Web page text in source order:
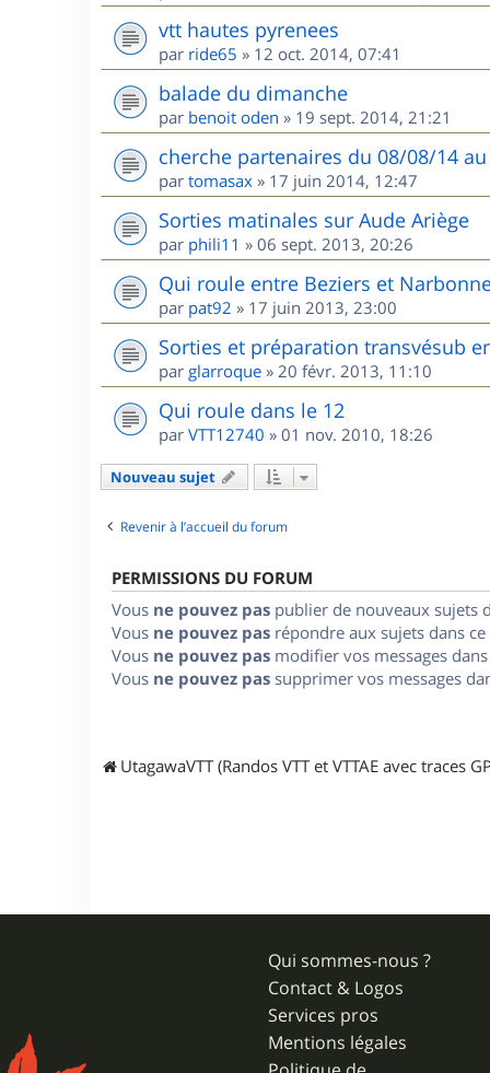
vtt hautes pyrenees
par ride65 » 12 oct. 2014, 07:41
balade du dimanche
par benoit oden » 19 sept. 2014, 21:21
cherche partenaires du 08/08/14
par tomasax » 17 juin 2014, 12:47
Sorties matinales sur Aude Ariège
par phili11 » 06 sept. 2013, 20:26
Qui roule entre Beziers et
par pat92 » 17 juin 2013, 23:00
Sorties et préparation transvésub
par glarroque » 20 févr. 2013, 11:10
Qui roule dans le 12
par VTT12740 » 01 nov. 2010, 18:26
Nouveau sujet
Revenir à l’accueil du forum
PERMISSIONS DU FORUM
Vous ne pouvez pas publier de nouveaux sujets
Vous ne pouvez pas répondre aux sujets dans
Vous ne pouvez pas modifier vos messages
Vous ne pouvez pas supprimer vos messages
UtagawaVTT (Randos VTT et VTTAE avec traces
Qui sommes-nous ?
Contact & Logos
Services pros
Mentions légales